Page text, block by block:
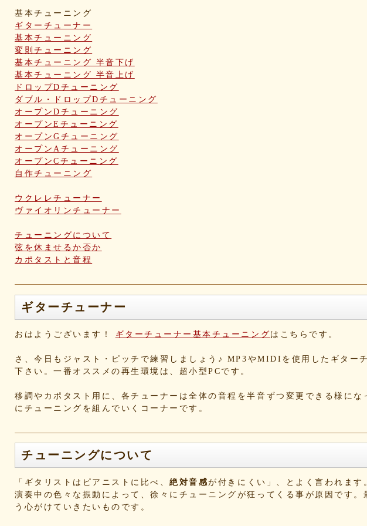
基本チューニング
ギターチューナー
基本チューニング
変則チューニング
基本チューニング 半音下げ
基本チューニング 半音上げ
ドロップDチューニング
ダブル・ドロップDチューニング
オープンDチューニング
オープンEチューニング
オープンGチューニング
オープンAチューニング
オープンCチューニング
自作チューニング
ウクレレチューナー
ヴァイオリンチューナー
チューニングについて
弦を休ませるか否か
カポタストと音程
ギターチューナー
おはようございます！ ギターチューナー基本チューニング はこちらです。
さ、今日もジャスト・ピッチで練習しましょう♪ MP3やMIDIを使用したギター
下さい。一番オススメの再生環境は、超小型PCです。
移調やカポタスト用に、各チューナーは全体の音程を半音ずつ変更できる様にな
にチューニングを組んでいくコーナーです。
チューニングについて
「ギタリストはピアニストに比べ、絶対音感が付きにくい」、とよく言われます
演奏中の色々な振動によって、徐々にチューニングが狂ってくる事が原因です
う心がけていきたいものです。